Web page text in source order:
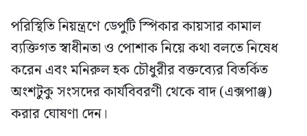
পরিস্থিতি নিয়ন্ত্রণে ডেপুটি স্পিকার কায়সার কামাল
ব্যক্তিগত স্বাধীনতা ও পোশাক নিয়ে কথা বলতে নিষেধ
করেন এবং মনিরুল হক চৌধুরীর বক্তব্যের বিতর্কিত
অংশটুকু সংসদের কার্যবিবরণী থেকে বাদ (এক্সপাঞ্জ)
করার ঘোষণা দেন।